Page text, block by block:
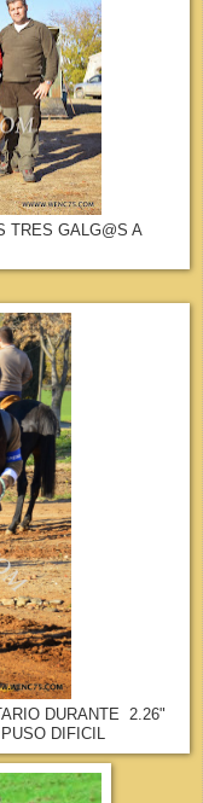
TRES GALG@S A
DURANTE 2.26"
DIFICIL